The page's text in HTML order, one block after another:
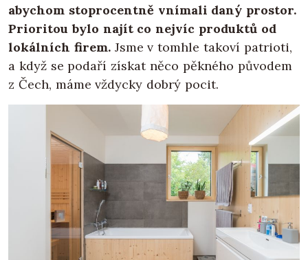
abychom stoprocentně vnímali daný prostor.
Prioritou bylo najít co nejvíc produktů od
lokálních firem.Jsme v tomhle takoví patrioti,
a když se podaří získat něco pěkného původem
z Čech, máme vždycky dobrý pocit.